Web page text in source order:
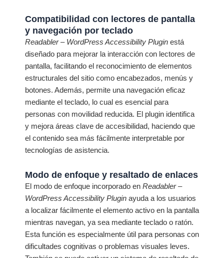
Compatibilidad con lectores de pantalla
y navegación por teclado
Readabler – WordPress Accessibility Plugin está
diseñado para mejorar la interacción con lectores de
pantalla, facilitando el reconocimiento de elementos
estructurales del sitio como encabezados, menús y
botones. Además, permite una navegación eficaz
mediante el teclado, lo cual es esencial para
personas con movilidad reducida. El plugin identifica
y mejora áreas clave de accesibilidad, haciendo que
el contenido sea más fácilmente interpretable por
tecnologías de asistencia.
Modo de enfoque y resaltado de enlaces
El modo de enfoque incorporado en Readabler –
WordPress Accessibility Plugin ayuda a los usuarios
a localizar fácilmente el elemento activo en la pantalla
mientras navegan, ya sea mediante teclado o ratón.
Esta función es especialmente útil para personas con
dificultades cognitivas o problemas visuales leves.